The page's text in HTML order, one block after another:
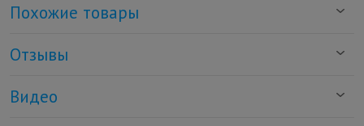
Похожие товары
Отзывы
Видео